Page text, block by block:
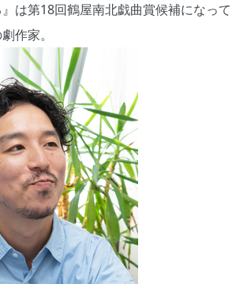
は第18回鶴屋南北戯曲賞候補になって
作家。